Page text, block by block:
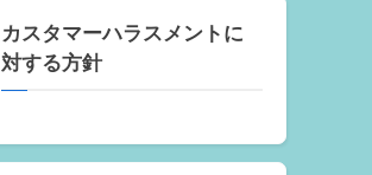
カスタマーハラスメントに
対する方針